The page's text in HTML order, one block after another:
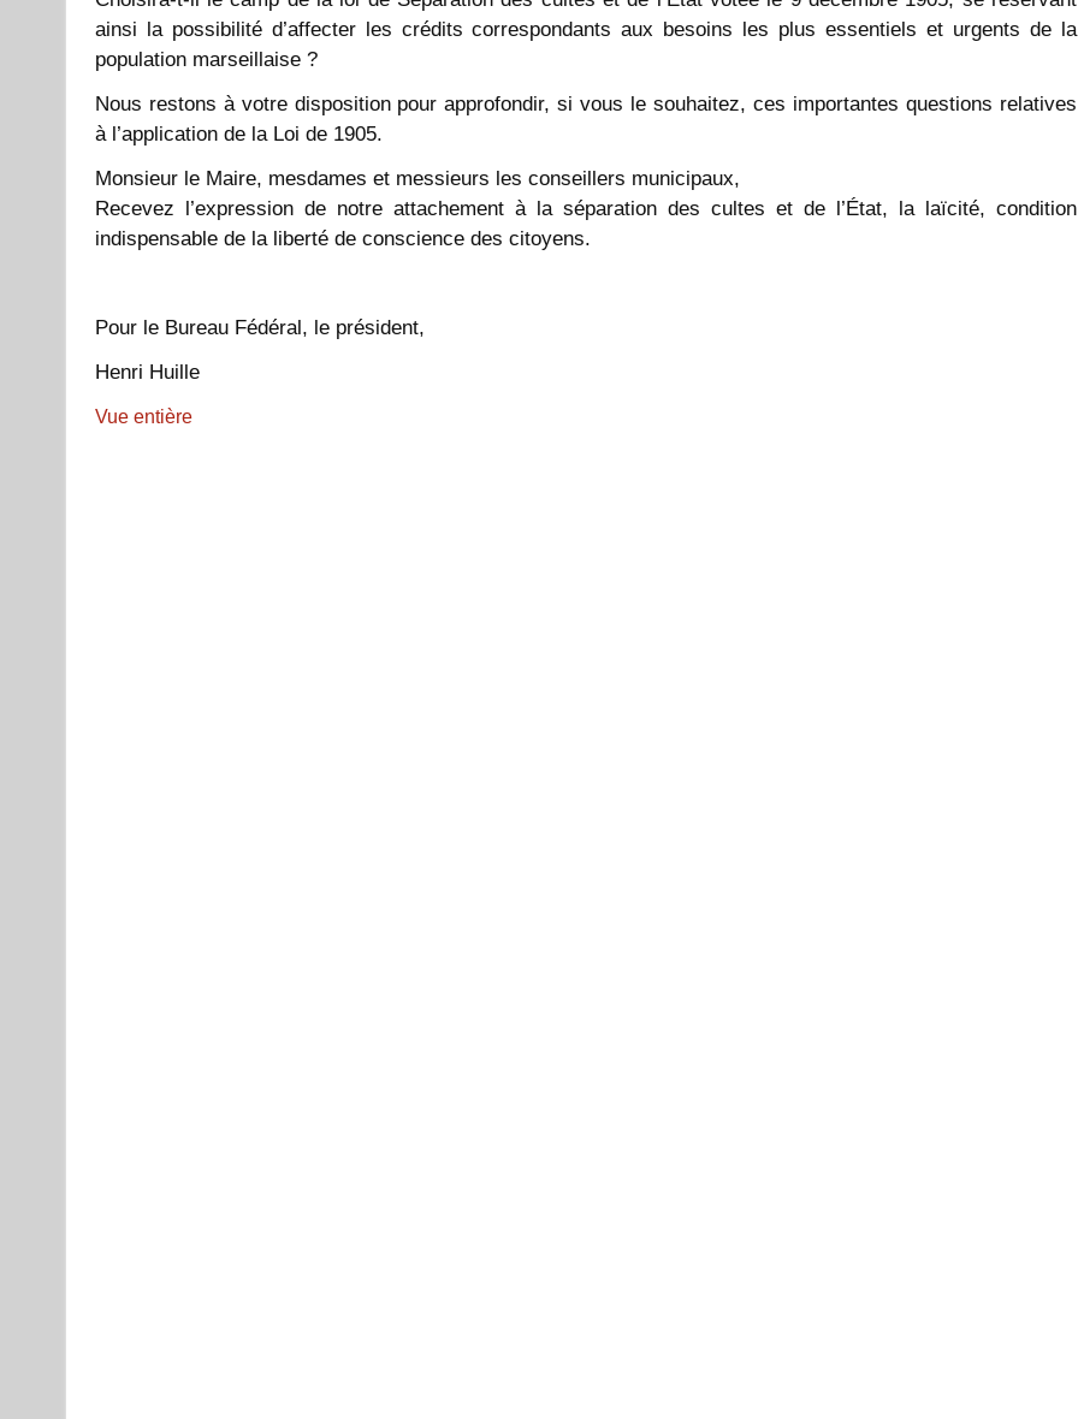
ainsi la possibilité d’affecter les crédits correspondants aux besoins les plus essentiels et urgents de la
population marseillaise ?
Nous restons à votre disposition pour approfondir, si vous le souhaitez, ces importantes questions relatives
à l’application de la Loi de 1905.
Monsieur le Maire, mesdames et messieurs les conseillers municipaux,
Recevez l’expression de notre attachement à la séparation des cultes et de l’État, la laïcité, condition
indispensable de la liberté de conscience des citoyens.
Pour le Bureau Fédéral, le président,
Henri Huille
Vue entière